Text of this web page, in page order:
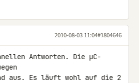
2010-08-03 11:04#1804646
Antworten. Die µC-
aus. Es läuft wohl auf die 2